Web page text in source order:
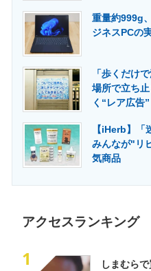
ーの専門メディア 建設×テ
重量約999g
ジネスPCの
「歩くだけ
場所で立ち
く“レア広告”
【iHerb】「
みんなが"リ
気商品
アクセスランキング
1
しまむら